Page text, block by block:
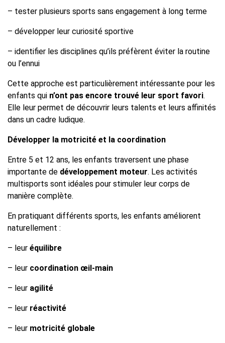
– tester plusieurs sports sans engagement à long terme
– développer leur curiosité sportive
– identifier les disciplines qu’ils préfèrent éviter la routine
ou l’ennui
Cette approche est particulièrement intéressante pour les
enfants qui n’ont pas encore trouvé leur sport favori.
Elle leur permet de découvrir leurs talents et leurs affinités
dans un cadre ludique.
Développer la motricité et la coordination
Entre 5 et 12 ans, les enfants traversent une phase
importante de développement moteur. Les activités
multisports sont idéales pour stimuler leur corps de
manière complète.
En pratiquant différents sports, les enfants améliorent
naturellement :
– leur équilibre
– leur coordination œil-main
– leur agilité
– leur réactivité
– leur motricité globale